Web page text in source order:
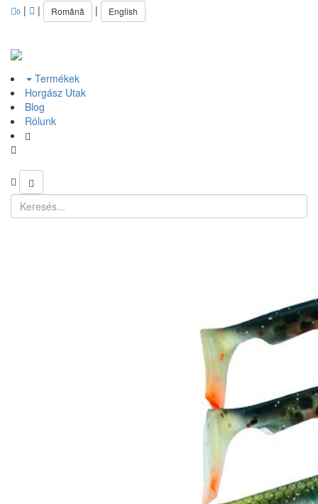
0 | | Română | English
Termékek
Horgász Utak
Blog
Rólunk